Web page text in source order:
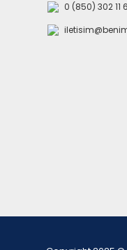
0 (850) 302 11